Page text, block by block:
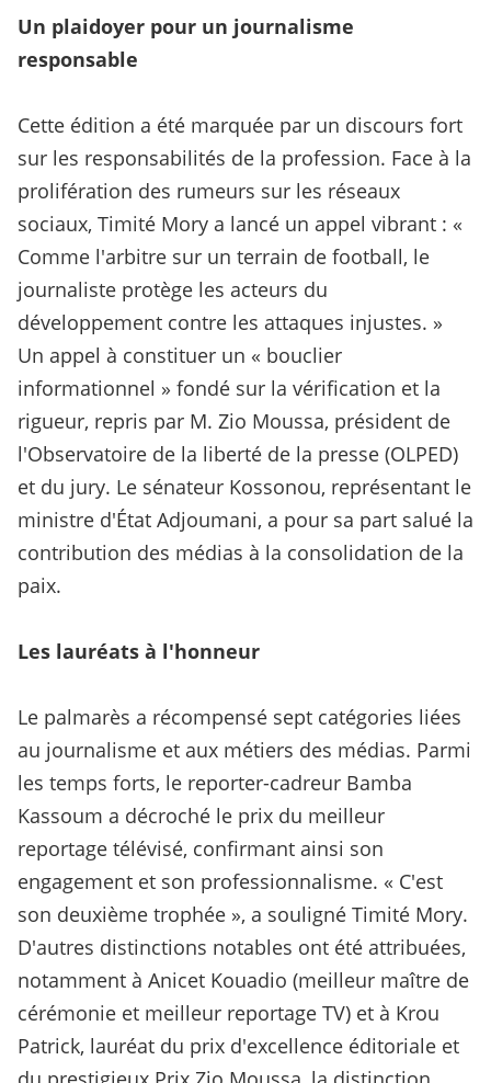
Un plaidoyer pour un journalisme
responsable
Cette édition a été marquée par un discours fort
sur les responsabilités de la profession. Face à la
prolifération des rumeurs sur les réseaux
sociaux, Timité Mory a lancé un appel vibrant : «
Comme l'arbitre sur un terrain de football, le
journaliste protège les acteurs du
développement contre les attaques injustes. »
Un appel à constituer un « bouclier
informationnel » fondé sur la vérification et la
rigueur, repris par M. Zio Moussa, président de
l'Observatoire de la liberté de la presse (OLPED)
et du jury. Le sénateur Kossonou, représentant le
ministre d'État Adjoumani, a pour sa part salué la
contribution des médias à la consolidation de la
paix.
Les lauréats à l'honneur
Le palmarès a récompensé sept catégories liées
au journalisme et aux métiers des médias. Parmi
les temps forts, le reporter-cadreur Bamba
Kassoum a décroché le prix du meilleur
reportage télévisé, confirmant ainsi son
engagement et son professionnalisme. « C'est
son deuxième trophée », a souligné Timité Mory.
D'autres distinctions notables ont été attribuées,
notamment à Anicet Kouadio (meilleur maître de
cérémonie et meilleur reportage TV) et à Krou
Patrick, lauréat du prix d'excellence éditoriale et